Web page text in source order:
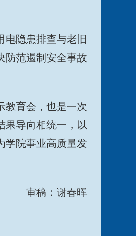
电隐患排查与老旧
防范遏制安全事故
教育会，也是一次
果导向相统一，以
学院事业高质量发
审稿：谢春晖